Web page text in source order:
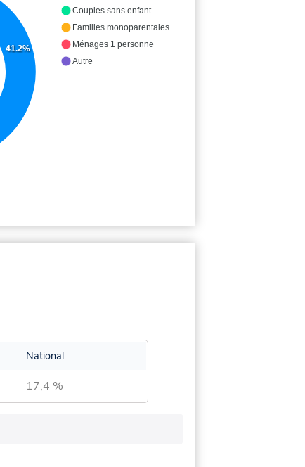
41.2%
Couples sans enfant
Familles monoparentales
Ménages 1 personne
Autre
National
17,4 %